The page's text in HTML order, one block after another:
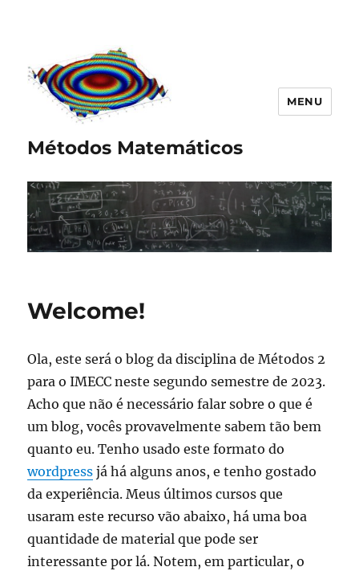
Métodos Matemáticos
MENU
Welcome!
Ola, este será o blog da disciplina de Métodos 2
para o IMECC neste segundo semestre de 2023.
Acho que não é necessário falar sobre o que é
um blog, vocês provavelmente sabem tão bem
quanto eu. Tenho usado este formato do
wordpress já há alguns anos, e tenho gostado
da experiência. Meus últimos cursos que
usaram este recurso vão abaixo, há uma boa
quantidade de material que pode ser
interessante por lá. Notem, em particular, o